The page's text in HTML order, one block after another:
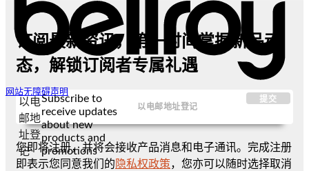
网站无障碍声明
订阅最新资讯，第一时间掌握新品动
态，解锁订阅者专属礼遇
以电
邮地
址登
记
Subscribe to
receive updates
about new
products and
promotions
提交
您即将注册，并将会接收产品消息和电子通讯。完成注册
即表示您同意我们的 隐私权政策，您亦可以随时选择取消